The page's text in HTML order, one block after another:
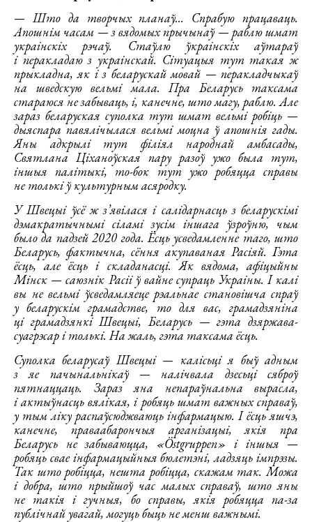
— Што да творчых планаў... Спрабую працаваць.
Апошнім часам — з вядомых прычынаў — раблю шмат
украінскіх рэчаў. Стаўлю ўкраінскіх аўтараў
і перакладаю з украінскай. Сітуацыя тут такая ж
прыкладна, як і з беларускай мовай — перакладчыкаў
на шведскую вельмі мала. Пра Беларусь таксама
стараюся не забываць, і, канечне, што магу, раблю. Але
зараз беларуская суполка тут шмат вельмі робіць —
дыяспара павялічылася вельмі моцна ў апошнія гады.
Яны адкрылі тут філіял народнай амбасады,
Святлана Ціханоўская пару разоў ужо была тут,
іншыя палітыкі, то-бок тут ужо робяцца справы
не толькі ў культурным асяродку.
У Швецыі ўсё ж з’явілася і салідарнасць з беларускімі
дэмакратычнымі сіламі зусім іншага ўзроўню, чым
было да падзей 2020 года. Ёсць усведамленне таго, што
Беларусь, фактычна, сёння акупаваная Расіяй. Гэта
ёсць, але ёсць і складанасці. Як вядома, афіцыйны
Мінск — саюзнік Расіі ў вайне супраць Украіны. І калі
вы не вельмі ўсведамляеце рэальнае становішча спраў
у беларускім грамадстве, то для вас, грамадзяніна
ці грамадзянкі Швецыі, Беларусь — гэта дзяржава-
суагрэсар і толькі. На жаль, гэта таксама ёсць.
Суполка беларусаў Швецыі — калісьці я быў адным
з яе пачынальнікаў — налічвала дзесьці сяброў
пятнаццаць. Зараз яна непараўнальна вырасла,
і актыўнасць вялікая, і робяць шмат важных справаў,
у тым ліку распаўсюджваюць інфармацыю. І ёсць яшчэ,
канечне, праваабарончыя арганізацыі, якія пра
Беларусь не забываюцца, «Östgruppen» і іншыя —
робяць свае інфармацыйныя бюлетэні, ладзяць імпрэзы.
Так што робіцца, нешта робіцца, скажам так. Можа
і добра, што прыйшоў час малых справаў, што яны
не такія і гучныя, бо справы, якія робяцца па-за
публічнай увагай, могуць быць не менш важнымі.